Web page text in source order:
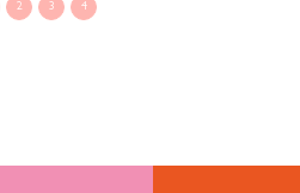
2 3 4